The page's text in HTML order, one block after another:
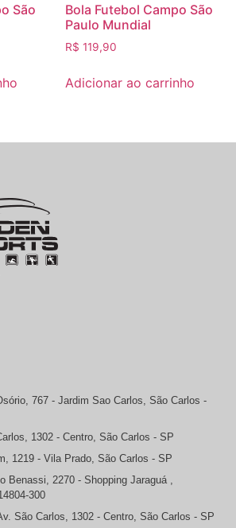
São
Bola Futebol Campo São
Paulo Mundial
R$ 119,90
Adicionar ao carrinho
767 - Jardim Sao Carlos, São Carlos -
1302 - Centro, São Carlos - SP
1219 - Vila Prado, São Carlos - SP
Benassi, 2270 - Shopping Jaraguá ,
300
São Carlos, 1302 - Centro, São Carlos - SP